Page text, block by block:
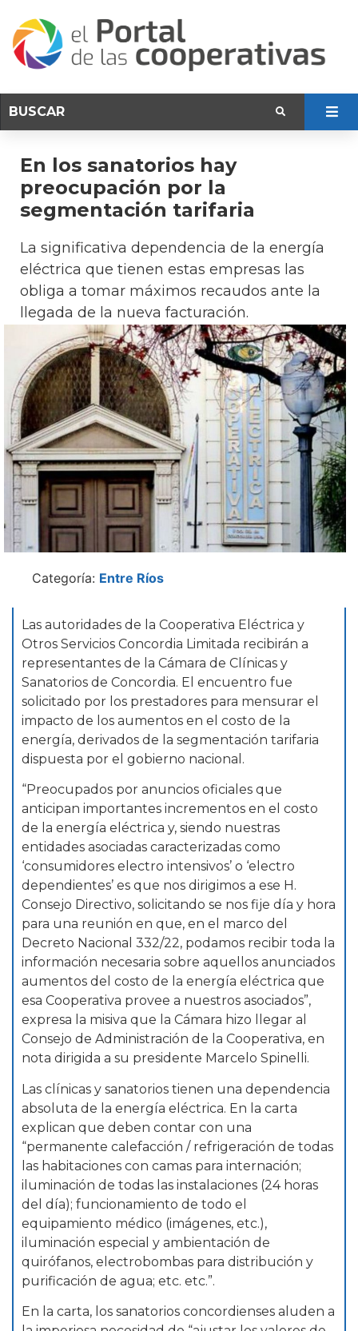
En los sanatorios hay
preocupación por la
segmentación tarifaria
La significativa dependencia de la energía
eléctrica que tienen estas empresas las
obliga a tomar máximos recaudos ante la
llegada de la nueva facturación.
Categoría: Entre Ríos
Las autoridades de la Cooperativa Eléctrica y
Otros Servicios Concordia Limitada recibirán a
representantes de la Cámara de Clínicas y
Sanatorios de Concordia. El encuentro fue
solicitado por los prestadores para mensurar el
impacto de los aumentos en el costo de la
energía, derivados de la segmentación tarifaria
dispuesta por el gobierno nacional.
“Preocupados por anuncios oficiales que
anticipan importantes incrementos en el costo
de la energía eléctrica y, siendo nuestras
entidades asociadas caracterizadas como
‘consumidores electro intensivos’ o ‘electro
dependientes’ es que nos dirigimos a ese H.
Consejo Directivo, solicitando se nos fije día y hora
para una reunión en que, en el marco del
Decreto Nacional 332/22, podamos recibir toda la
información necesaria sobre aquellos anunciados
aumentos del costo de la energía eléctrica que
esa Cooperativa provee a nuestros asociados”,
expresa la misiva que la Cámara hizo llegar al
Consejo de Administración de la Cooperativa, en
nota dirigida a su presidente Marcelo Spinelli.
Las clínicas y sanatorios tienen una dependencia
absoluta de la energía eléctrica. En la carta
explican que deben contar con una
“permanente calefacción / refrigeración de todas
las habitaciones con camas para internación;
iluminación de todas las instalaciones (24 horas
del día); funcionamiento de todo el
equipamiento médico (imágenes, etc.),
iluminación especial y ambientación de
quirófanos, electrobombas para distribución y
purificación de agua; etc. etc.”.
En la carta, los sanatorios concordienses aluden a